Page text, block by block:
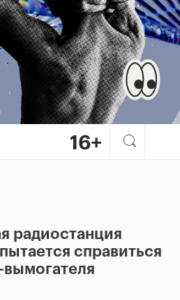
радиостанция
справиться
вымогателя